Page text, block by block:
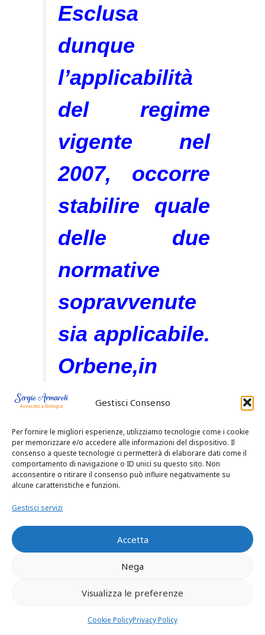
Gestisci Consenso
Per fornire le migliori esperienze, utilizziamo tecnologie come i cookie
per memorizzare e/o accedere alle informazioni del dispositivo. Il
consenso a queste tecnologie ci permetterà di elaborare dati come il
comportamento di navigazione o ID unici su questo sito. Non
acconsentire o ritirare il consenso può influire negativamente su
alcune caratteristiche e funzioni.
Gestisci servizi
Accetta
Nega
Visualizza le preferenze
Cookie PolicyPrivacy Policy
Esclusa
dunque
l’applicabilità
del regime
vigente nel
2007, occorre
stabilire quale
delle due
normative
sopravvenute
sia applicabile.
Orbene,in
questa
prospettiva, va
rilevato come
il tenore
testuale
dell’art. 590
sexies,
introdotto